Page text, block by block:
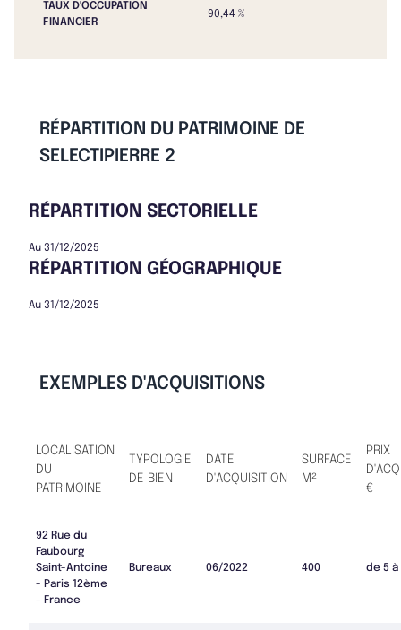
TAUX D'OCCUPATION
FINANCIER
90,44 %
RÉPARTITION DU PATRIMOINE DE
SELECTIPIERRE 2
RÉPARTITION SECTORIELLE
Au 31/12/2025
RÉPARTITION GÉOGRAPHIQUE
Au 31/12/2025
EXEMPLES D'ACQUISITIONS
LOCALISATION
DU
PATRIMOINE
TYPOLOGIE
DE BIEN
DATE
D'ACQUISITION
SURFACE
M²
PRIX
€
92 Rue du
Faubourg
Saint-Antoine
- Paris 12ème
- France
Bureaux 06/2022 400 de 5 à